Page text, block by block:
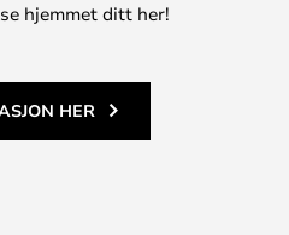
hjemmet ditt her!
HER